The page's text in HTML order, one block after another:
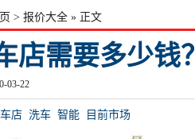
> 报价大全 » 正文
店需要多少钱？
03-22
店 洗车 智能 目前市场